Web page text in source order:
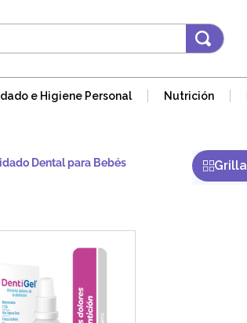
e Higiene Personal Nutrición
Dental para Bebés